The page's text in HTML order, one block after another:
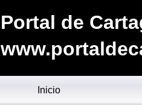
Portal de
Inicio